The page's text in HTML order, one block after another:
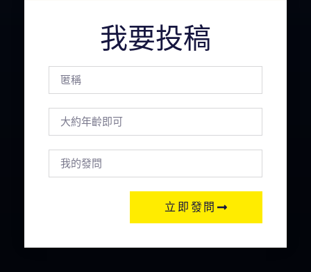
我要投稿
立即發問